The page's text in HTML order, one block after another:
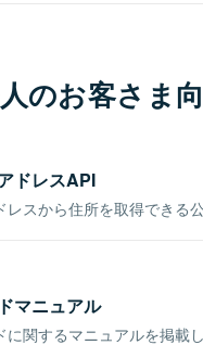
のお客さま
ドレスAPI
スから住所を取得できる公
マニュアル
関するマニュアルを掲載し